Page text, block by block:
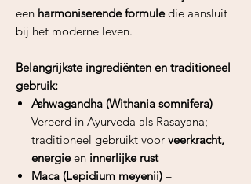
een harmoniserende formuledie aansluit
bij het moderne leven.
Belangrijkste ingrediënten en traditioneel
gebruik:
Ashwagandha (Withania somnifera) –
Vereerd in Ayurveda als Rasayana;
traditioneel gebruikt voor veerkracht,
energieen innerlijke rust
Maca (Lepidium meyenii) –